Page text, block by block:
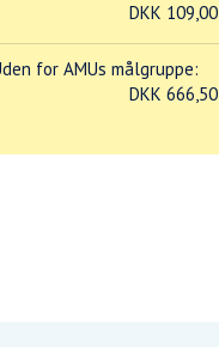
DKK 109,00
for AMUs målgruppe:
DKK 666,50